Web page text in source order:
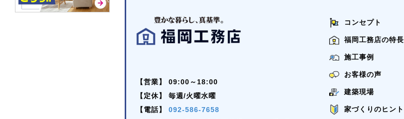
【営業】
09:00～18:00
【定休】
毎週/火曜水曜
【電話】
092-586-7658
コンセプト
福岡工務店の特長
施工事例
お客様の声
建築現場
家づくりのヒント